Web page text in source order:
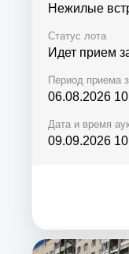
Нежилые
Статус лота
Идет прием
Период приема
06.08.2026
Дата и время
09.09.2026